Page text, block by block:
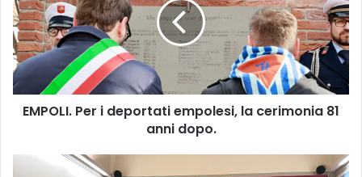
O
L
I
.
P
e
EMPOLI. Per i deportati empolesi, la cerimonia 81
anni dopo.